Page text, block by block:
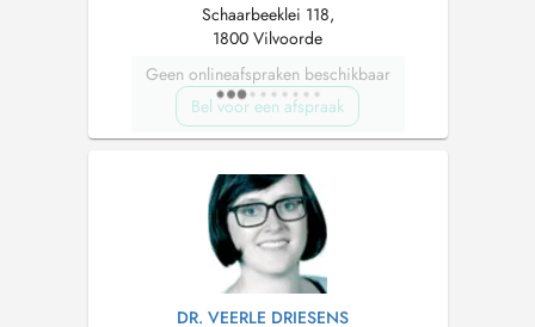
Schaarbeeklei 118,
1800 Vilvoorde
Geen onlineafspraken beschikbaar
Bel voor een afspraak
DR. VEERLE DRIESENS